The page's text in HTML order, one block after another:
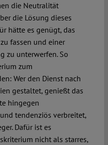
die Neutralität
die Lösung dieses
hätte es genügt, das
fassen und einer
zu unterwerfen. So
zum
Wer den Dienst nach
gestaltet, genießt das
hingegen
tendenziös verbreitet,
Dafür ist es
nicht als starres,